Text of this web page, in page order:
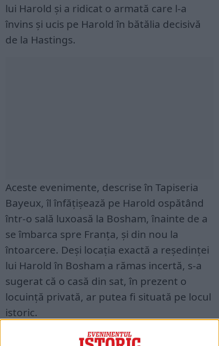
lui Harold și a ridicat o armată care l-a
învins și ucis pe Harold în bătălia decisivă
de la Hastings.
Aceste evenimente, descrise în Tapiseria
Bayeux, îl înfățișează pe Harold ospătând
într-o sală luxoasă la Bosham, înainte de a
se îmbarca spre Franța, și din nou la
întoarcere. Deși locația exactă a reședinței
lui Harold în Bosham a rămas incertă, s-a
sugerat că o casă din sat, în prezent o
locuință privată, ar putea fi situată pe locul
istoric.
Revizitând săpăturile anterioare și